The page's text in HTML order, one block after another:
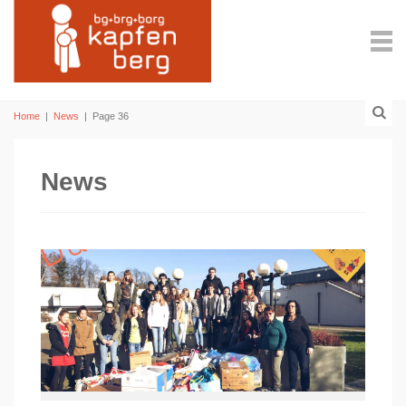
Home | News | Page 36
News